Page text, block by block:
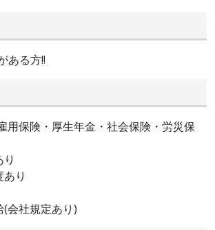
ある方!!
用保険・厚生年金・社会保険・労災保
り
会社規定あり)